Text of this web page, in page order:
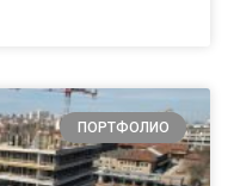
ПОРТФОЛИО